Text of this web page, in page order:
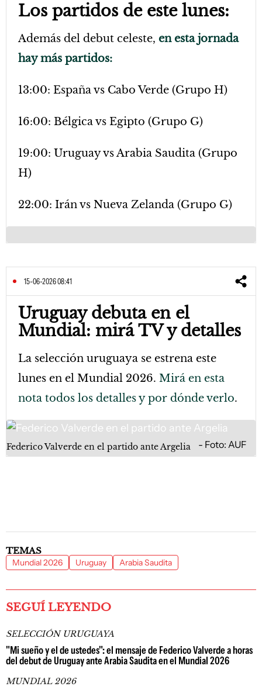
Los partidos de este lunes:
Además del debut celeste, en esta jornada
hay más partidos:
13:00: España vs Cabo Verde (Grupo H)
16:00: Bélgica vs Egipto (Grupo G)
19:00: Uruguay vs Arabia Saudita (Grupo
H)
22:00: Irán vs Nueva Zelanda (Grupo G)
15-06-2026 08:41
Uruguay debuta en el
Mundial: mirá TV y detalles
La selección uruguaya se estrena este
lunes en el Mundial 2026. Mirá en esta
nota todos los detalles y por dónde verlo.
Federico Valverde en el partido ante Argelia Foto: AUF
TEMAS
Mundial 2026 Uruguay Arabia Saudita
SEGUÍ LEYENDO
SELECCIÓN URUGUAYA
"Mi sueño y el de ustedes": el mensaje de Federico Valverde a horas
del debut de Uruguay ante Arabia Saudita en el Mundial 2026
MUNDIAL 2026